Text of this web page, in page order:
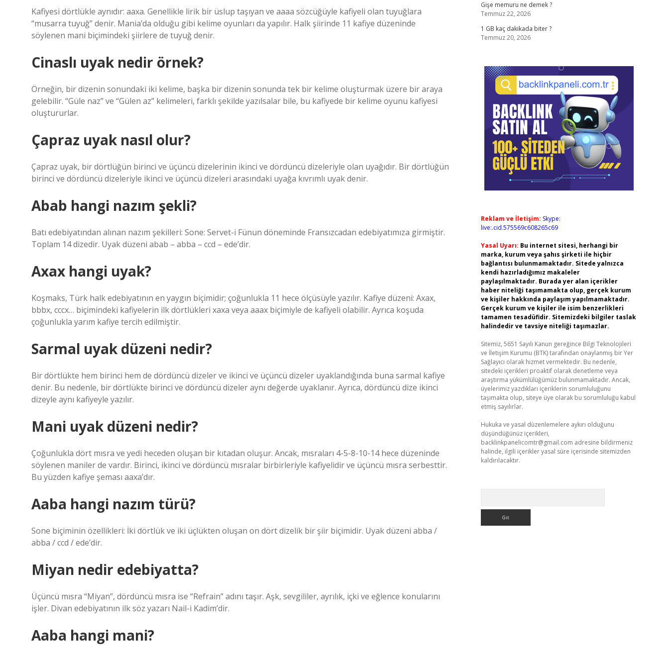
Kafiyesi dörtlükle aynıdır: aaxa. Genellikle lirik bir üslup taşıyan ve aaaa sözcüğüyle kafiyeli olan tuyuğlara
“musarra tuyuğ” denir. Mania’da olduğu gibi kelime oyunları da yapılır. Halk şiirinde 11 kafiye düzeninde
söylenen mani biçimindeki şiirlere de tuyuğ denir.
Cinaslı uyak nedir örnek?
Örneğin, bir dizenin sonundaki iki kelime, başka bir dizenin sonunda tek bir kelime oluşturmak üzere bir araya
gelebilir. “Güle naz” ve “Gülen az” kelimeleri, farklı şekilde yazılsalar bile, bu kafiyede bir kelime oyunu kafiyesi
oluştururlar.
Çapraz uyak nasıl olur?
Çapraz uyak, bir dörtlüğün birinci ve üçüncü dizelerinin ikinci ve dördüncü dizeleriyle olan uyağıdır. Bir dörtlüğün
birinci ve dördüncü dizeleriyle ikinci ve üçüncü dizeleri arasındaki uyağa kıvrımlı uyak denir.
Abab hangi nazım şekli?
Batı edebiyatından alınan nazım şekilleri: Sone: Servet-i Fünun döneminde Fransızcadan edebiyatımıza girmiştir.
Toplam 14 dizedir. Uyak düzeni abab – abba – ccd – ede’dir.
Axax hangi uyak?
Koşmaks, Türk halk edebiyatının en yaygın biçimidir; çoğunlukla 11 hece ölçüsüyle yazılır. Kafiye düzeni: Axax,
bbbx, cccx… biçimindeki kafiyelerin ilk dörtlükleri xaxa veya aaax biçimiyle de kafiyeli olabilir. Ayrıca koşuda
çoğunlukla yarım kafiye tercih edilmiştir.
Sarmal uyak düzeni nedir?
Bir dörtlükte hem birinci hem de dördüncü dizeler ve ikinci ve üçüncü dizeler uyaklandığında buna sarmal kafiye
denir. Bu nedenle, bir dörtlükte birinci ve dördüncü dizeler aynı değerde uyaklanır. Ayrıca, dördüncü dize ikinci
dizeyle aynı kafiyeyle yazılır.
Mani uyak düzeni nedir?
Çoğunlukla dört mısra ve yedi heceden oluşan bir kıtadan oluşur. Ancak, mısraları 4-5-8-10-14 hece düzeninde
söylenen maniler de vardır. Birinci, ikinci ve dördüncü mısralar birbirleriyle kafiyelidir ve üçüncü mısra serbesttir.
Bu yüzden kafiye şeması aaxa’dır.
Aaba hangi nazım türü?
Sone biçiminin özellikleri: İki dörtlük ve iki üçlükten oluşan on dört dizelik bir şiir biçimidir. Uyak düzeni abba /
abba / ccd / ede’dir.
Miyan nedir edebiyatta?
Üçüncü mısra “Miyan”, dördüncü mısra ise “Refrain” adını taşır. Aşk, sevgililer, ayrılık, içki ve eğlence konularını
işler. Divan edebiyatının ilk söz yazarı Nail-i Kadim’dir.
Aaba hangi mani?
Gişe memuru ne demek ?
Temmuz 22, 2026
1 GB kaç dakikada biter ?
Temmuz 20, 2026
Reklam ve İletişim: Skype:
live:.cid.575569c608265c69
Yasal Uyarı: Bu internet sitesi, herhangi bir
marka, kurum veya şahıs şirketi ile hiçbir
bağlantısı bulunmamaktadır. Sitede yalnızca
kendi hazırladığımız makaleler
paylaşılmaktadır. Burada yer alan içerikler
haber niteliği taşımamakta olup, gerçek kurum
ve kişiler hakkında paylaşım yapılmamaktadır.
Gerçek kurum ve kişiler ile isim benzerlikleri
tamamen tesadüfidir. Sitemizdeki bilgiler taslak
halindedir ve tavsiye niteliği taşımazlar.
Sitemiz, 5651 Sayılı Kanun gereğince Bilgi Teknolojileri
ve İletişim Kurumu (BTK) tarafından onaylanmış bir Yer
Sağlayıcı olarak hizmet vermektedir. Bu nedenle,
sitedeki içerikleri proaktif olarak denetleme veya
araştırma yükümlülüğümüz bulunmamaktadır. Ancak,
üyelerimiz yazdıkları içeriklerin sorumluluğunu
taşımakta olup, siteye üye olarak bu sorumluluğu kabul
etmiş sayılırlar.
Hukuka ve yasal düzenlemelere aykırı olduğunu
düşündüğünüz içerikleri,
backlinkpanelicomtr@gmail.com adresine bildirmeniz
halinde, ilgili içerikler yasal süre içerisinde sitemizden
kaldırılacaktır.